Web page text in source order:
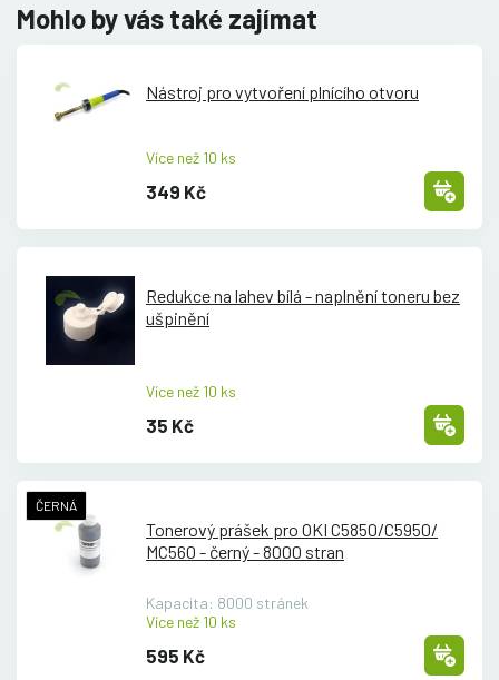
Mohlo by vás také zajímat
Nástroj pro vytvoření plnícího otvoru
Více než 10 ks
349 Kč
Redukce na lahev bílá - naplnění toneru bez
ušpinění
Více než 10 ks
35 Kč
ČERNÁ
Tonerový prášek pro OKI C5850/C5950/
MC560 - černý - 8000 stran
Kapacita: 8000 stránek
Více než 10 ks
595 Kč